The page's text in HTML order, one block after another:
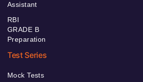
Assistant
RBI
GRADE B
Preparation
Test Series
Mock Tests